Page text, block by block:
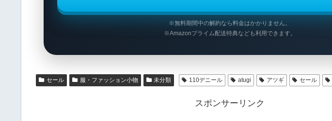
※無料期間中の解約なら料金はかかりません。
※Amazonプライム配送特典なども利用できます。
セール 服・ファッション小物 未分類 110デニール atugi アツギ セール
スポンサーリンク